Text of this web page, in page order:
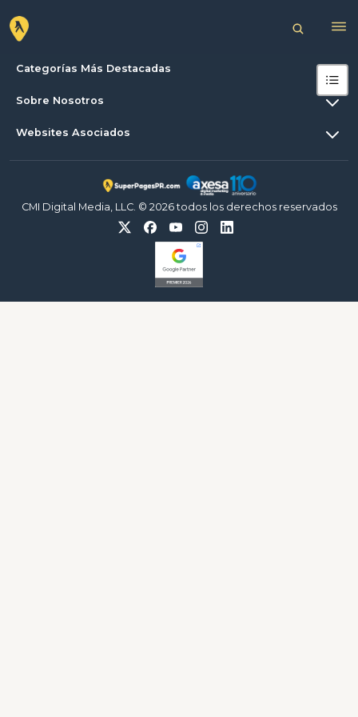
Categorías Más Destacadas
Sobre Nosotros
Websites Asociados
CMI Digital Media, LLC. © 2026 todos los derechos reservados